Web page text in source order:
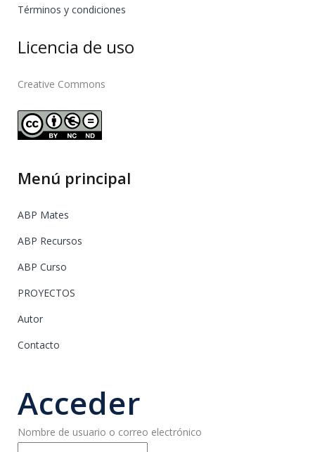
Términos y condiciones
Licencia de uso
Creative Commons
Menú principal
ABP Mates
ABP Recursos
ABP Curso
PROYECTOS
Autor
Contacto
Acceder
Nombre de usuario o correo electrónico